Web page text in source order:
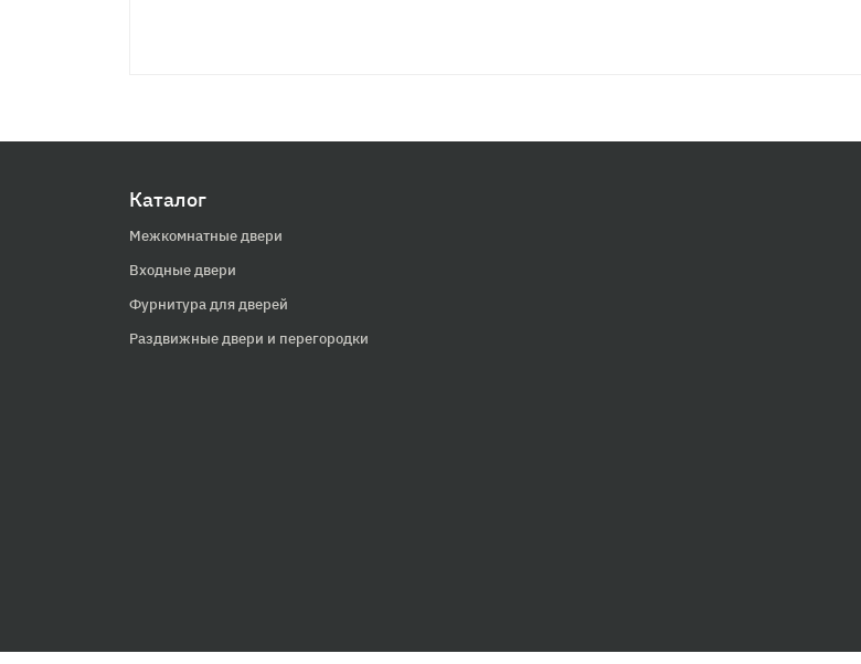
Каталог
Межкомнатные двери
Входные двери
Фурнитура для дверей
Раздвижные двери и перегородки